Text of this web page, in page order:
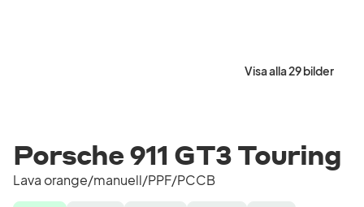
Visa alla 29 bilder
Porsche 911 GT3 Touring
Lava orange/manuell/PPF/PCCB